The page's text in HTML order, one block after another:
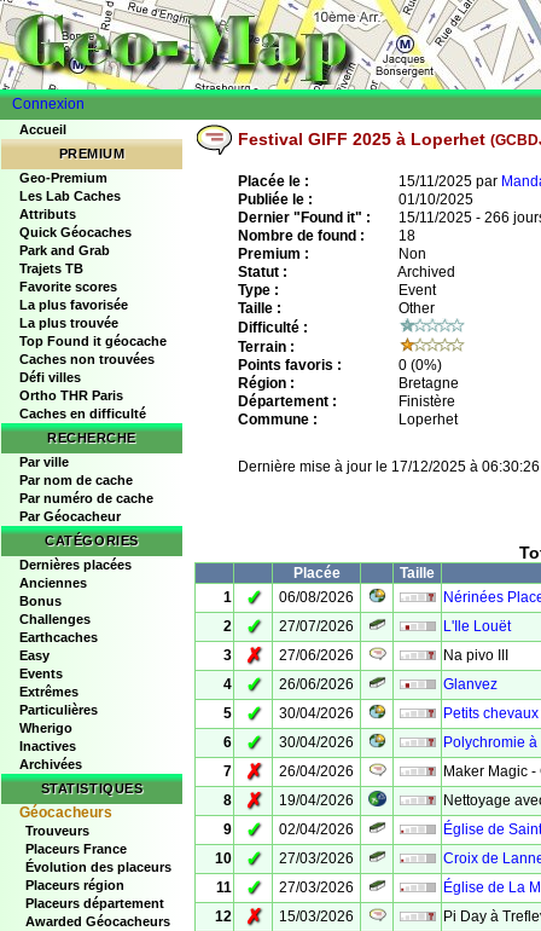
Connexion
Accueil
PREMIUM
Geo-Premium
Les Lab Caches
Attributs
Quick Géocaches
Park and Grab
Trajets TB
Favorite scores
La plus favorisée
La plus trouvée
Top Found it géocache
Caches non trouvées
Défi villes
Ortho THR Paris
Caches en difficulté
RECHERCHE
Par ville
Par nom de cache
Par numéro de cache
Par Géocacheur
CATÉGORIES
Dernières placées
Anciennes
Bonus
Challenges
Earthcaches
Easy
Events
Extrêmes
Particulières
Wherigo
Inactives
Archivées
STATISTIQUES
Géocacheurs
Trouveurs
Placeurs France
Évolution des placeurs
Placeurs région
Placeurs département
Awarded Géocacheurs
Festival GIFF 2025 à Loperhet
Placée le : 15/11/2025 par
Publiée le :
01/10/2025
Dernier "Found it" :
15/11/2025 - 266
Nombre de found :
18
Premium :
Non
Statut :
Archived
Type :
Event
Taille :
Other
Difficulté :
Terrain :
Points favoris :
0 (0%)
Région :
Bretagne
Département :
Finistère
Commune :
Loperhet
Dernière mise à jour le 17/12/2025 à 06:30:26
Placée
Taille
1
✓ 06/08/2026
Nérinées
2
✓ 27/07/2026
L'Ile Louët
3
✗ 27/06/2026
Na pivo III
4
✓ 26/06/2026
Glanvez
5
✓ 30/04/2026
Petits
6
✓ 30/04/2026
Polychromie
7
✗ 26/04/2026
Maker Magic
8
✗ 19/04/2026
Nettoyage
9
✓ 02/04/2026
Église de
10
✓ 27/03/2026
Croix de
11
✓ 27/03/2026
Église de La
12
✗ 15/03/2026
Pi Day à